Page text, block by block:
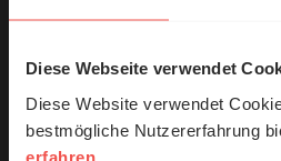
Diese Webseite verwendet
Diese Website verwendet
bestmögliche Nutzererfahrung
erfahren
Name:
E-Mail:
© Ruth Schneider / ERF